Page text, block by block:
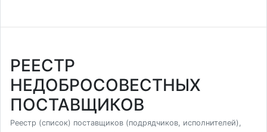
РЕЕСТР
НЕДОБРОСОВЕСТНЫХ
ПОСТАВЩИКОВ
Реестр (список) поставщиков (подрядчиков, исполнителей),